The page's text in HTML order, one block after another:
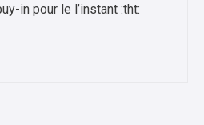
in pour le l’instant :tht: